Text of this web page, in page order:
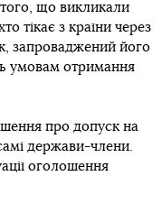
що викликали
тікає з країни через
запроваджений його
умовам отримання
про допуск на
держави-члени.
оголошення